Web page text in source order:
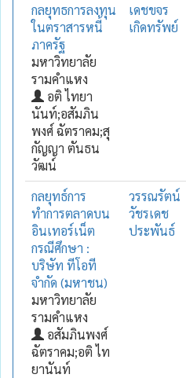
กลยุทธการลงทุน
ในตราสารหนี้
ภาครัฐ
มหาวิทยาลัย
รามคำแหง
อติ ไทยา
นันท์;อสัมภิน
พงศ์ ฉัตราคม;สุ
กัญญา ตันธน
วัฒน์
เดชขจร
เกิดทรัพย์
กลยุทธ์การ
ทำการตลาดบน
อินเทอร์เน็ต
กรณีศึกษา :
บริษัท ทีโอที
จำกัด (มหาชน)
มหาวิทยาลัย
รามคำแหง
อสัมภินพงศ์
ฉัตราคม;อติ ไท
ยานันท์
วรรณรัตน์
วัชรเดช
ประพันธ์